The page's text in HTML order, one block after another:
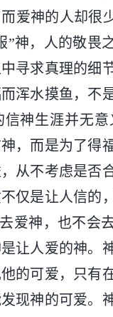
爱神的人却很
”神，人的敬畏
寻求真理的细
浑水摸鱼，不
神生涯并无
，而是为了得
从不考虑是否
仅是让人信的
爱神，也不会
让人爱的神。
的可爱，只有
现神的可爱。